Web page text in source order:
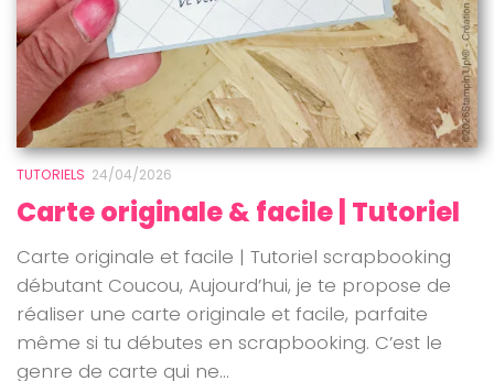
TUTORIELS 24/04/2026
Carte originale & facile | Tutoriel
Carte originale et facile | Tutoriel scrapbooking
débutant Coucou, Aujourd’hui, je te propose de
réaliser une carte originale et facile, parfaite
même si tu débutes en scrapbooking. C’est le
genre de carte qui ne...